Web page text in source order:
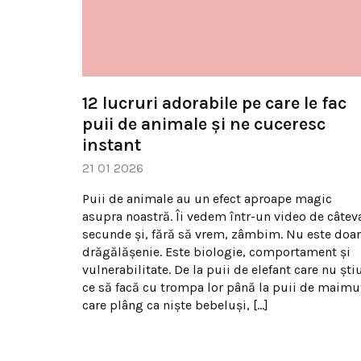
12 lucruri adorabile pe care le fac
puii de animale și ne cuceresc
instant
21 01 2026
Puii de animale au un efect aproape magic
asupra noastră. Îi vedem într-un video de
secunde și, fără să vrem, zâmbim. Nu este doar
drăgălășenie. Este biologie, comportament și
vulnerabilitate. De la puii de elefant care nu știu
ce să facă cu trompa lor până la puii de
care plâng ca niște bebeluși, […]